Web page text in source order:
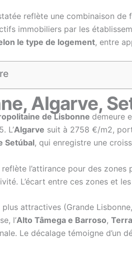
reflète une combinaison
immobiliers par les
le type de logement, entre
Algarve,
de Lisbonne demeure
L’Algarve suit à 2758 €/m2,
Setúbal, qui enregistre une
l’attirance pour des
L’écart entre ces zones et
plus attractives (Grande
l’Alto Tâmega e Barroso,
Le décalage témoigne